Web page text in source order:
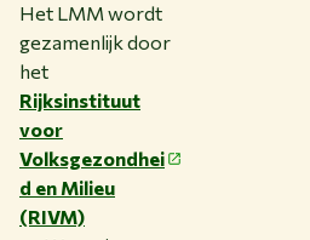
Het LMM wordt
gezamenlijk door
het
Rijksinstituut
voor
Volksgezondhei
d en Milieu
(RIVM)